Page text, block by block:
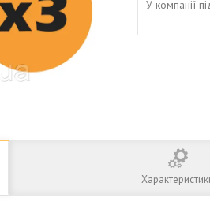
У компанії